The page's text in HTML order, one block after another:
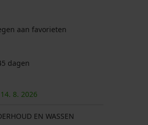
aan favorieten
dagen
14. 8. 2026
EN WASSEN